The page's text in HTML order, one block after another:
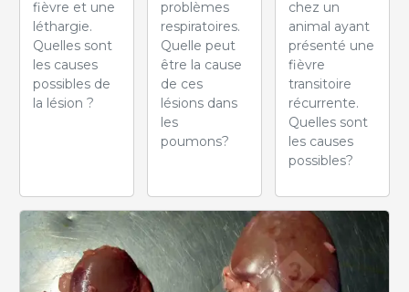
fièvre et une
léthargie.
Quelles sont
les causes
possibles de
la lésion ?
problèmes
respiratoires.
Quelle peut
être la cause
de ces
lésions dans
les
poumons?
chez un
animal ayant
présenté une
fièvre
transitoire
récurrente.
Quelles sont
les causes
possibles?